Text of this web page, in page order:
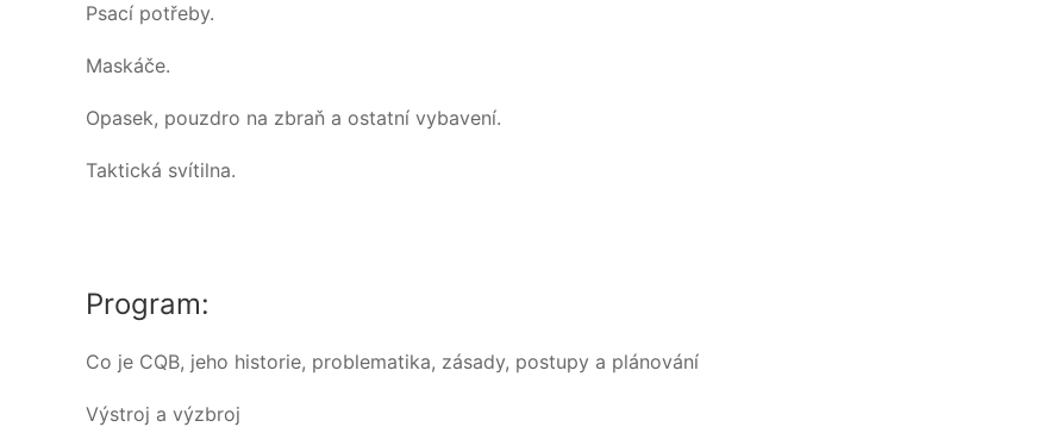
Psací potřeby.
Maskáče.
Opasek, pouzdro na zbraň a ostatní vybavení.
Taktická svítilna.
Program:
Co je CQB, jeho historie, problematika, zásady, postupy a plánování
Výstroj a výzbroj